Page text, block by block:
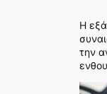
Η
την